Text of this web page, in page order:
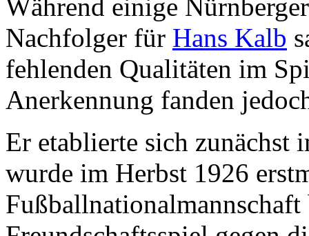
Während einige
Nachfolger für Hans Kalb
fehlenden Qualitäten im
Anerkennung fanden
Er etablierte sich zunächst
wurde im Herbst 1926